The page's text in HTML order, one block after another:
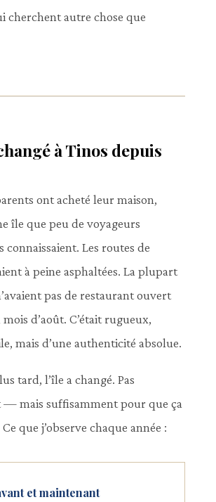
cherchent autre chose que
à Tinos depuis
ont acheté leur maison,
île que peu de voyageurs
connaissaient. Les routes de
à peine asphaltées. La plupart
pas de restaurant ouvert
d’août. C’était rugueux,
mais d’une authenticité absolue.
tard, l’île a changé. Pas
— mais suffisamment pour que ça
que j’observe chaque année :
et maintenant